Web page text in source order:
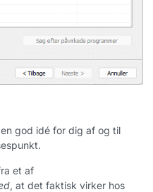
god idé for dig af og til
et af
, at det faktisk virker hos